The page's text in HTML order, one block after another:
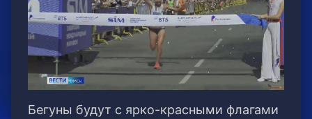
Бегуны будут с ярко-красными флагами